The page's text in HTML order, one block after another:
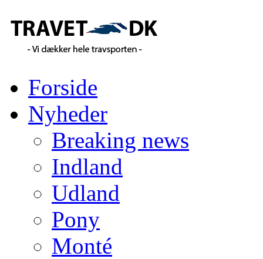
Forside
Nyheder
Breaking news
Indland
Udland
Pony
Monté